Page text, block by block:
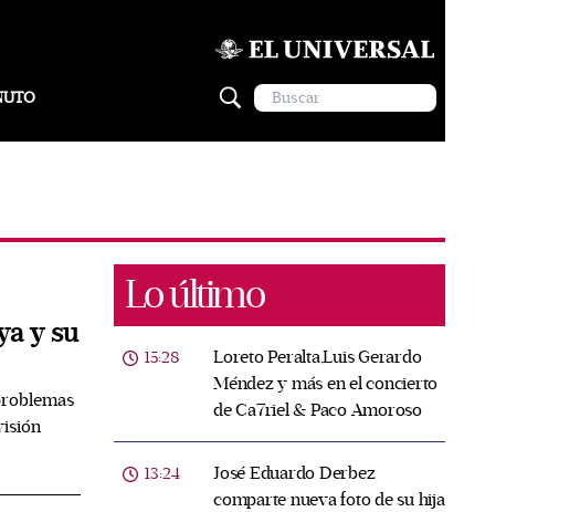
y su
Lo último
15:28
Loreto Peralta,Luis Gerardo
Méndez y más en el concierto
de Ca7riel & Paco Amoroso
13:24
José Eduardo Derbez
comparte nueva foto de su hija